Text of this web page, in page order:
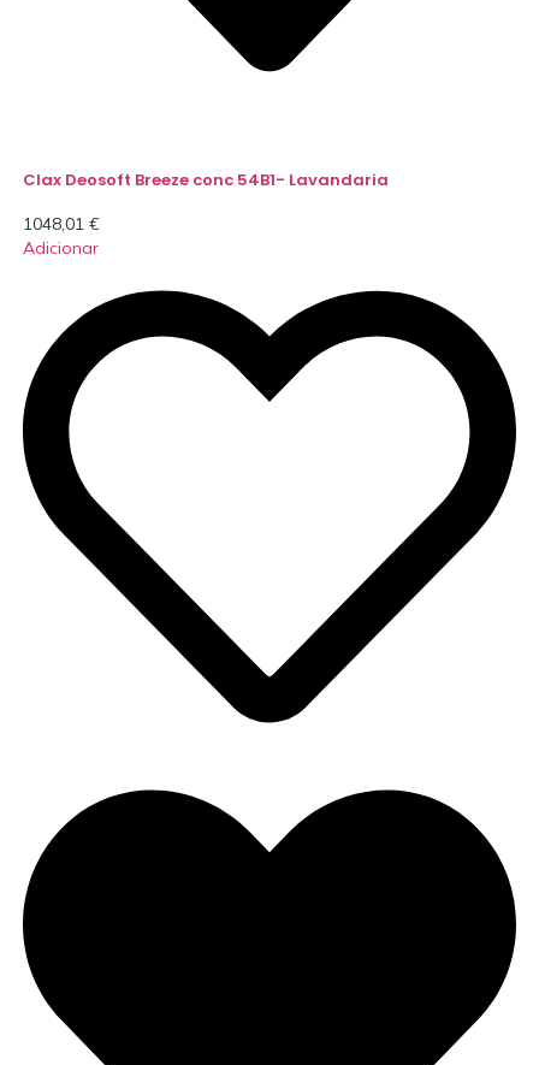
Clax Deosoft Breeze conc 54B1- Lavandaria
1048,01 €
Adicionar